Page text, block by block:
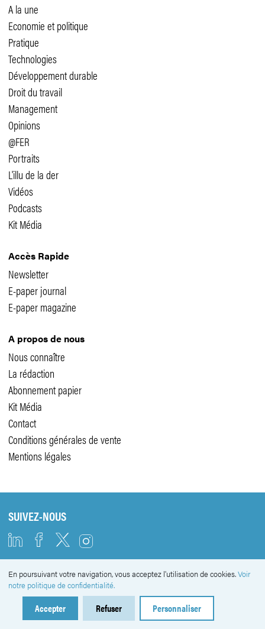
A la une
Economie et politique
Pratique
Technologies
Développement durable
Droit du travail
Management
Opinions
@FER
Portraits
L'illu de la der
Vidéos
Podcasts
Kit Média
Accès Rapide
Newsletter
E-paper journal
E-paper magazine
A propos de nous
Nous connaître
La rédaction
Abonnement papier
Kit Média
Contact
Conditions générales de vente
Mentions légales
SUIVEZ-NOUS
NEWSLETTER
En poursuivant votre navigation, vous acceptez l'utilisation de cookies.Voir
notre politique de confidentialité.
Accepter Refuser Personnaliser